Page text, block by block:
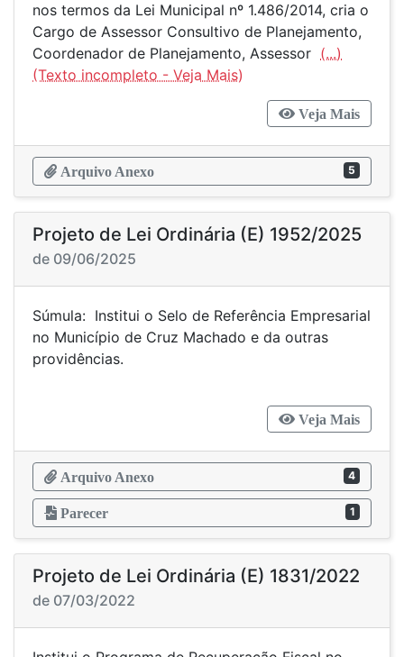
nos termos da Lei Municipal nº 1.486/2014, cria o
Cargo de Assessor Consultivo de Planejamento,
Coordenador de Planejamento, Assessor (...)
Veja Mais
Arquivo Anexo 5
Projeto de Lei Ordinária (E) 1952/2025
de 09/06/2025
Súmula: Institui o Selo de Referência Empresarial
no Município de Cruz Machado e da outras
providências.
Veja Mais
Arquivo Anexo 4
Parecer 1
Projeto de Lei Ordinária (E) 1831/2022
de 07/03/2022